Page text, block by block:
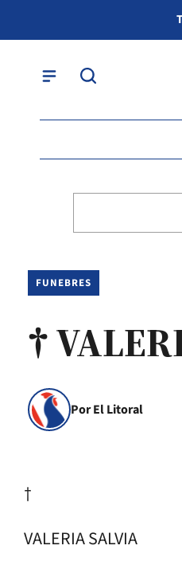
FUNEBRES
†
Por El Litoral
†
VALERIA SALVIA